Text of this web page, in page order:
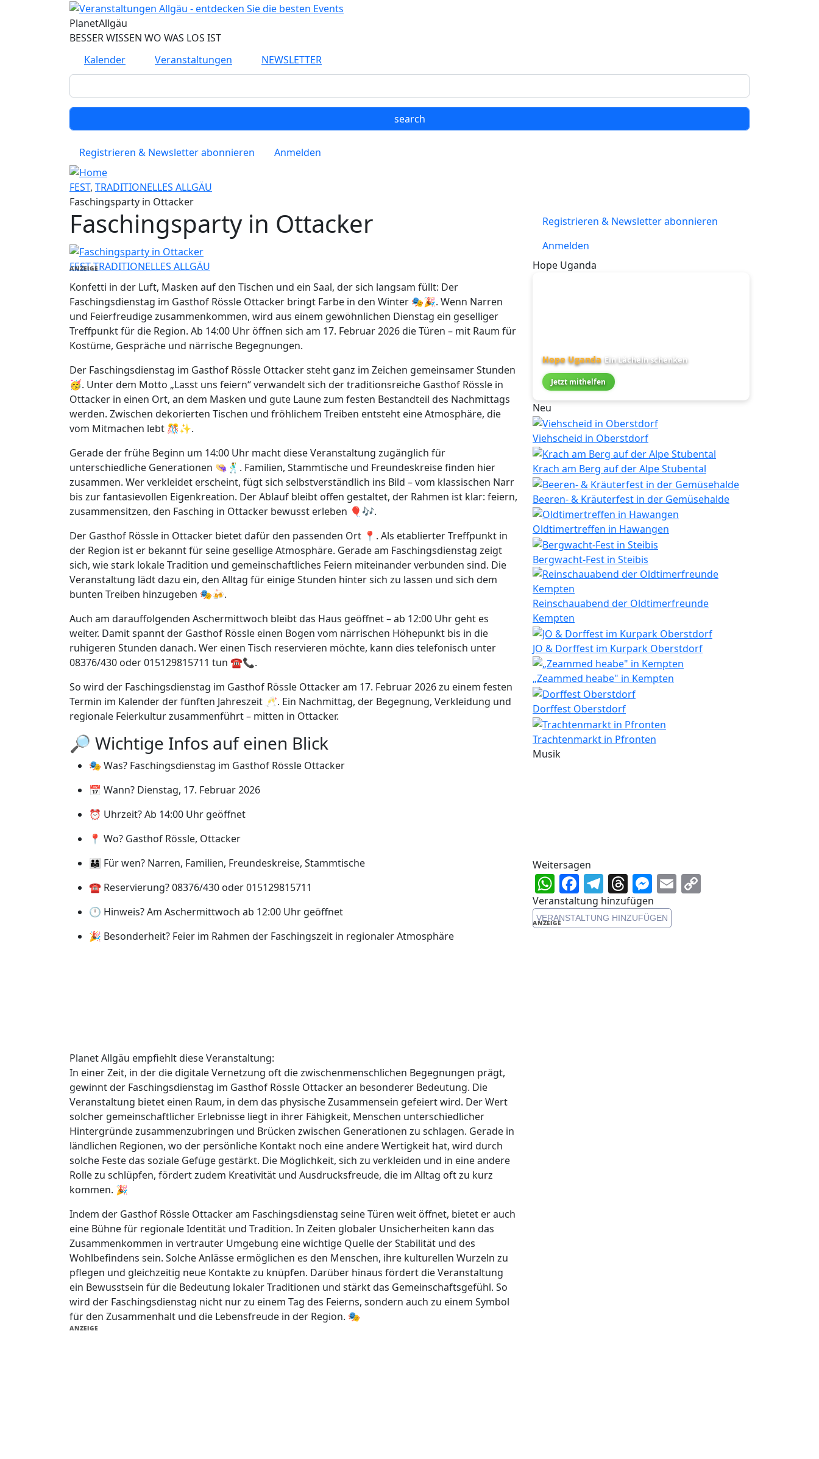
Direkt zum Inhalt
PlanetAllgäu
BESSER WISSEN WO WAS LOS IST
Kalender
Veranstaltungen NEWSLETTER
Registrieren & Newsletter abonnieren Anmelden
FEST, TRADITIONELLES ALLGÄU
Faschingsparty in Ottacker
Faschingsparty in Ottacker
FESTTRADITIONELLES ALLGÄU
ANZEIGE
Konfetti in der Luft, Masken auf den Tischen und ein Saal, der sich langsam füllt: Der
Faschingsdienstag im Gasthof Rössle Ottacker bringt Farbe in den Winter 🎭🎉. Wenn Narren
und Feierfreudige zusammenkommen, wird aus einem gewöhnlichen Dienstag ein geselliger
Treffpunkt für die Region. Ab 14:00 Uhr öffnen sich am 17. Februar 2026 die Türen – mit Raum für
Kostüme, Gespräche und närrische Begegnungen.
Der Faschingsdienstag im Gasthof Rössle Ottacker steht ganz im Zeichen gemeinsamer Stunden
🥳. Unter dem Motto „Lasst uns feiern“ verwandelt sich der traditionsreiche Gasthof Rössle in
Ottacker in einen Ort, an dem Masken und gute Laune zum festen Bestandteil des Nachmittags
werden. Zwischen dekorierten Tischen und fröhlichem Treiben entsteht eine Atmosphäre, die
vom Mitmachen lebt 🎊✨.
Gerade der frühe Beginn um 14:00 Uhr macht diese Veranstaltung zugänglich für
unterschiedliche Generationen 👒🕺. Familien, Stammtische und Freundeskreise finden hier
zusammen. Wer verkleidet erscheint, fügt sich selbstverständlich ins Bild – vom klassischen Narr
bis zur fantasievollen Eigenkreation. Der Ablauf bleibt offen gestaltet, der Rahmen ist klar: feiern,
zusammensitzen, den Fasching in Ottacker bewusst erleben 🎈🎶.
Der Gasthof Rössle in Ottacker bietet dafür den passenden Ort 📍. Als etablierter Treffpunkt in
der Region ist er bekannt für seine gesellige Atmosphäre. Gerade am Faschingsdienstag zeigt
sich, wie stark lokale Tradition und gemeinschaftliches Feiern miteinander verbunden sind. Die
Veranstaltung lädt dazu ein, den Alltag für einige Stunden hinter sich zu lassen und sich dem
bunten Treiben hinzugeben 🎭🍻.
Auch am darauffolgenden Aschermittwoch bleibt das Haus geöffnet – ab 12:00 Uhr geht es
weiter. Damit spannt der Gasthof Rössle einen Bogen vom närrischen Höhepunkt bis in die
ruhigeren Stunden danach. Wer einen Tisch reservieren möchte, kann dies telefonisch unter
08376/430 oder 015129815711 tun ☎️📞.
So wird der Faschingsdienstag im Gasthof Rössle Ottacker am 17. Februar 2026 zu einem festen
Termin im Kalender der fünften Jahreszeit 🥂. Ein Nachmittag, der Begegnung, Verkleidung und
regionale Feierkultur zusammenführt – mitten in Ottacker.
🔎 Wichtige Infos auf einen Blick
🎭 Was? Faschingsdienstag im Gasthof Rössle Ottacker
📅 Wann? Dienstag, 17. Februar 2026
⏰ Uhrzeit? Ab 14:00 Uhr geöffnet
📍 Wo? Gasthof Rössle, Ottacker
👨‍👩‍👧 Für wen? Narren, Familien, Freundeskreise, Stammtische
☎️ Reservierung? 08376/430 oder 015129815711
🕛 Hinweis? Am Aschermittwoch ab 12:00 Uhr geöffnet
🎉 Besonderheit? Feier im Rahmen der Faschingszeit in regionaler Atmosphäre
Planet Allgäu empfiehlt diese Veranstaltung:
In einer Zeit, in der die digitale Vernetzung oft die zwischenmenschlichen Begegnungen prägt,
gewinnt der Faschingsdienstag im Gasthof Rössle Ottacker an besonderer Bedeutung. Die
Veranstaltung bietet einen Raum, in dem das physische Zusammensein gefeiert wird. Der Wert
solcher gemeinschaftlicher Erlebnisse liegt in ihrer Fähigkeit, Menschen unterschiedlicher
Hintergründe zusammenzubringen und Brücken zwischen Generationen zu schlagen. Gerade in
ländlichen Regionen, wo der persönliche Kontakt noch eine andere Wertigkeit hat, wird durch
solche Feste das soziale Gefüge gestärkt. Die Möglichkeit, sich zu verkleiden und in eine andere
Rolle zu schlüpfen, fördert zudem Kreativität und Ausdrucksfreude, die im Alltag oft zu kurz
kommen. 🎉
Indem der Gasthof Rössle Ottacker am Faschingsdienstag seine Türen weit öffnet, bietet er auch
eine Bühne für regionale Identität und Tradition. In Zeiten globaler Unsicherheiten kann das
Zusammenkommen in vertrauter Umgebung eine wichtige Quelle der Stabilität und des
Wohlbefindens sein. Solche Anlässe ermöglichen es den Menschen, ihre kulturellen Wurzeln zu
pflegen und gleichzeitig neue Kontakte zu knüpfen. Darüber hinaus fördert die Veranstaltung
ein Bewusstsein für die Bedeutung lokaler Traditionen und stärkt das Gemeinschaftsgefühl. So
wird der Faschingsdienstag nicht nur zu einem Tag des Feierns, sondern auch zu einem Symbol
für den Zusammenhalt und die Lebensfreude in der Region. 🎭
ANZEIGE
Registrieren & Newsletter abonnieren
Anmelden
Hope Uganda
Hope Uganda Ein Lächeln schenken
Jetzt mithelfen
Neu
Viehscheid in Oberstdorf
Krach am Berg auf der Alpe Stubental
Beeren- & Kräuterfest in der Gemüsehalde
Oldtimertreffen in Hawangen
Bergwacht-Fest in Steibis
Reinschauabend der Oldtimerfreunde
Kempten
JO & Dorffest im Kurpark Oberstdorf
„Zeammed heabe" in Kempten
Dorffest Oberstdorf
Trachtenmarkt in Pfronten
Musik
Weitersagen
WhatsApp
Facebook
Telegram
Threads
Messenger
Email
Veranstaltung hinzufügen
VERANSTALTUNG HINZUFÜGEN
ANZEIGE